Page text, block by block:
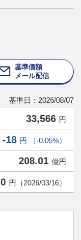
基準価額
メール配信
基準日：2026/08/07
33,566 円
-18 円 （-0.05%）
208.01 億円
0 円（2026/03/16）